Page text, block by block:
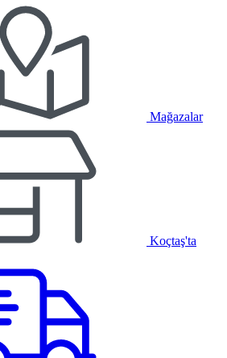
Mağazalar
Koçtaş'ta